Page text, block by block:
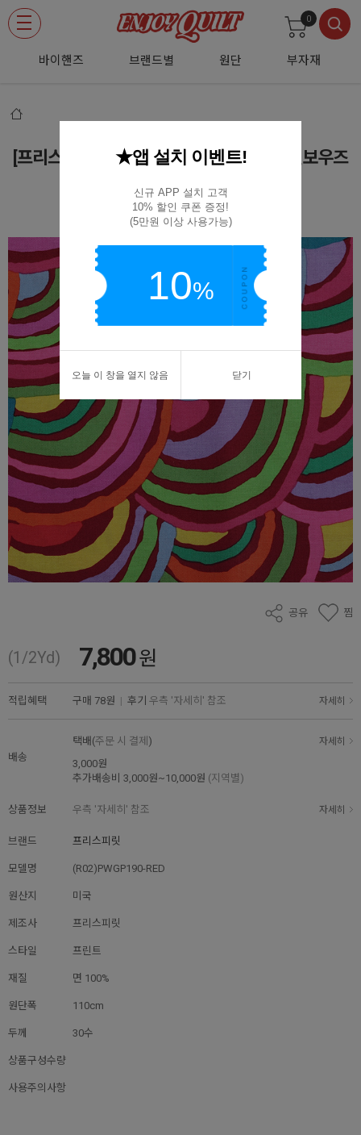
바이핸즈 브랜드별 원단 부자재
0
[프리스피릿(로완)] 카파파셋 콜렉티브 레인보우즈
(R02)PWGP190-RED
공유 찜
(1/2Yd) 7,800원
적립혜택 구매 78원 | 후기 우측 '자세히' 참조 자세히
배송
택배(주문 시 결제 ) 자세히
3,000원
추가배송비 3,000원~10,000원 (지역별)
상품정보 우측 '자세히' 참조 자세히
브랜드 프리스피릿
모델명 (R02)PWGP190-RED
원산지 미국
제조사 프리스피릿
스타일 프린트
재질 면 100%
원단폭 110cm
두께 30수
상품구성수량
사용주의사항
★앱 설치 이벤트!
신규 APP 설치 고객
10% 할인 쿠폰 증정!
(5만원 이상 사용가능)
10%
오늘 이 창을 열지 않음 닫기